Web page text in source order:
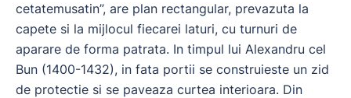
cetatemusatin”, are plan rectangular, prevazuta la
capete si la mijlocul fiecarei laturi, cu turnuri de
aparare de forma patrata. In timpul lui Alexandru cel
Bun (1400-1432), in fata portii se construieste un zid
de protectie si se paveaza curtea interioara. Din